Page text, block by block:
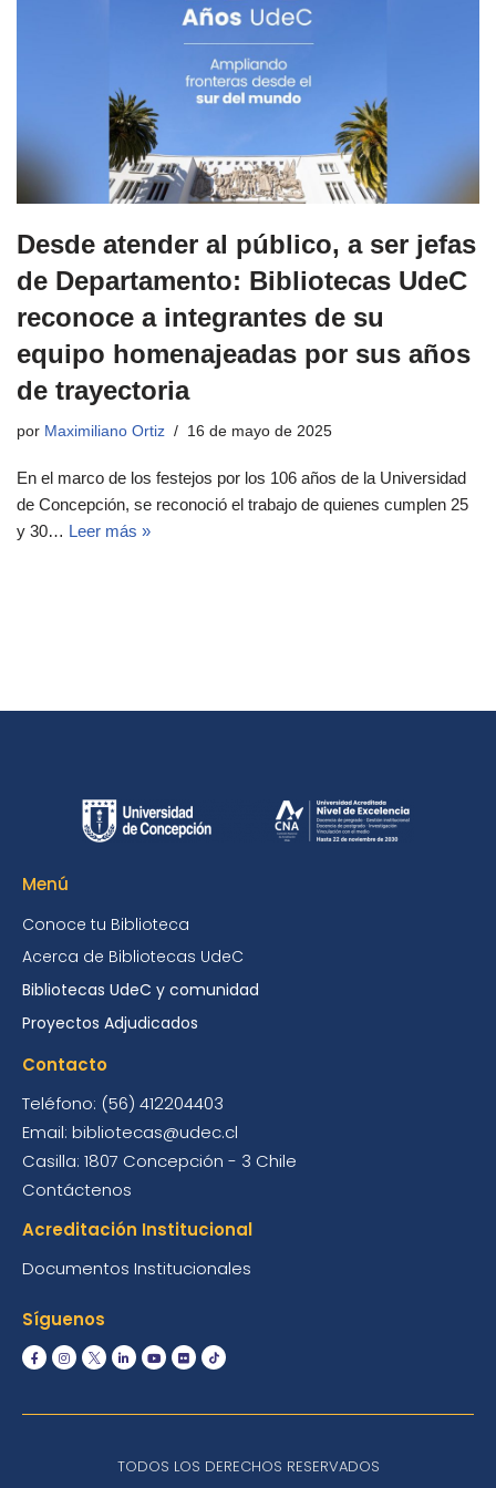
Desde atender al público, a ser jefas
de Departamento: Bibliotecas UdeC
reconoce a integrantes de su
equipo homenajeadas por sus años
de trayectoria
por Maximiliano Ortiz 16 de mayo de 2025
En el marco de los festejos por los 106 años de la Universidad
de Concepción, se reconoció el trabajo de quienes cumplen 25
y 30… Leer más »
Menú
Conoce tu Biblioteca
Acerca de Bibliotecas UdeC
Bibliotecas UdeC y comunidad
Proyectos Adjudicados
Contacto
Teléfono: (56) 412204403
Email: bibliotecas@udec.cl
Casilla: 1807 Concepción - 3 Chile
Contáctenos
Acreditación Institucional
Documentos Institucionales
Síguenos
TODOS LOS DERECHOS RESERVADOS